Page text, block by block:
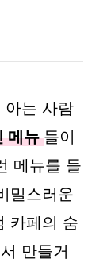
아는 사람
메뉴 들이
메뉴를 들
밀스러운
카페의 숨
만들거